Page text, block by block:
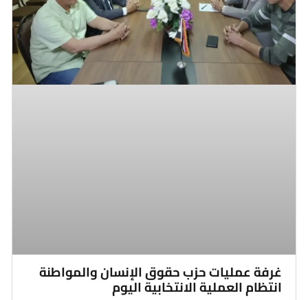
غرفة عمليات حزب حقوق الإنسان والمواطنة
انتظام العملية الانتخابية اليوم